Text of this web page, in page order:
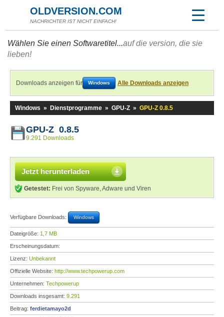
OLDVERSION.COM
NACHRICHTER IST NICHT EINFACH!
Wählen Sie einen Softwaretitel...auf die version, die sie
lieben!
Downloads anzeigen für Windows Alle Downloads anzeigen
Windows » Dienstprogramme » GPU-Z » GPU-Z 0.8.5
GPU-Z 0.8.5
9.291 Downloads
Jetzt herunterladen
Getestet: Frei von Spyware, Adware und Viren
Verfügbare Downloads: Windows
Dateigröße: 1,7 MB
Erscheinungsdatum:
Lizenz: Unbekannt
Offizielle Website: http://www.techpowerup.com
Unternehmen: Techpowerup
Downloads insgesamt: 9.291
Beitrag: ferdietamayo2d